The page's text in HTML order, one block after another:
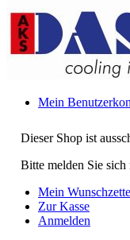
Dieser Shop ist
Bitte melden Sie sich
Mein
Mein
Zur Kasse
Anmelden